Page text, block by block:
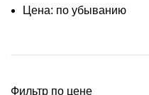
Цена: по убыванию
Фильтр по цене